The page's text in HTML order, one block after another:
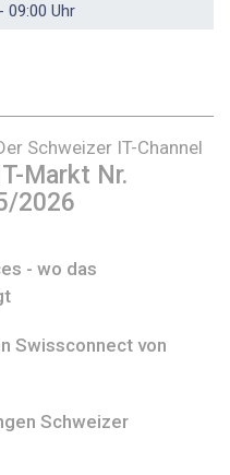
09:00 Uhr
Schweizer IT-Channel
IT-Markt Nr.
2026
- wo das
Swissconnect von
Schweizer